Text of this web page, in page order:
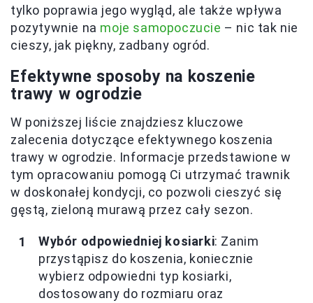
tylko poprawia jego wygląd, ale także wpływa
pozytywnie na moje samopoczucie – nic tak nie
cieszy, jak piękny, zadbany ogród.
Efektywne sposoby na koszenie
trawy w ogrodzie
W poniższej liście znajdziesz kluczowe
zalecenia dotyczące efektywnego koszenia
trawy w ogrodzie. Informacje przedstawione w
tym opracowaniu pomogą Ci utrzymać trawnik
w doskonałej kondycji, co pozwoli cieszyć się
gęstą, zieloną murawą przez cały sezon.
Wybór odpowiedniej kosiarki: Zanim
przystąpisz do koszenia, koniecznie
wybierz odpowiedni typ kosiarki,
dostosowany do rozmiaru oraz